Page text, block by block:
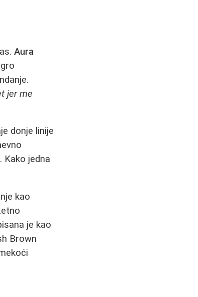
Aura
jer me
donje linije
Kako jedna
kao
je kao
Brown